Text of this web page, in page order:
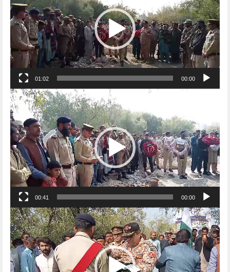
00:00
01:02
Video
00:00
00:41
Video
Player